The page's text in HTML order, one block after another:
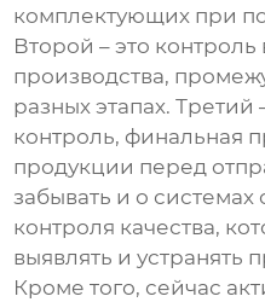
комплектующих при
Второй – это
производства,
разных этапах. Третий
контроль, финальная
продукции перед
забывать и о системах
контроля качества,
выявлять и устранять
Кроме того, сейчас